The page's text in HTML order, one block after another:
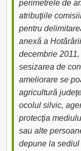
perimetrele de
atribuţiile
pentru
anexă a
decembrie
sesizarea de
ameliorare se
agricultură
ocolul silvic,
protecţia
sau alte
depune la